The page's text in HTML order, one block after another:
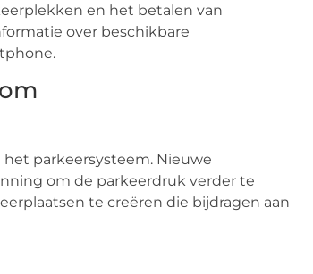
en het betalen van
over beschikbare
parkeersysteem. Nieuwe
om de parkeerdruk verder te
te creëren die bijdragen aan